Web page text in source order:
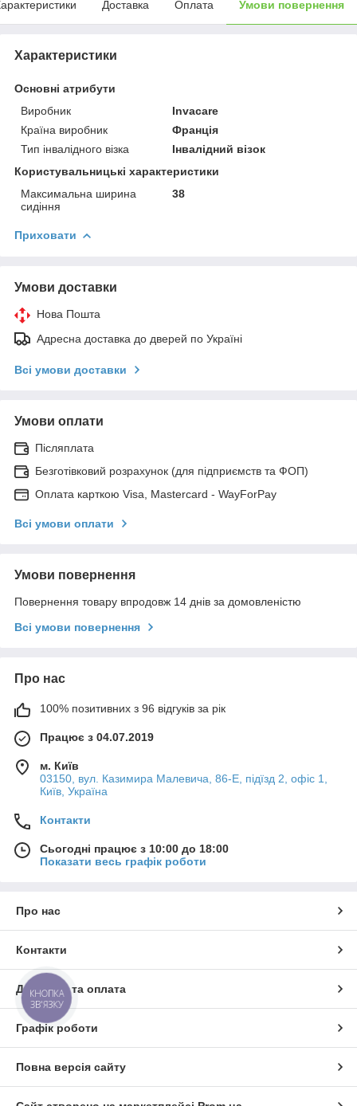
Доставка Оплата Умови повернення
Характеристики
Основні атрибути
Виробник
Invacare
Країна виробник
Франція
Тип інвалідного візка
Інвалідний візок
Користувальницькі характеристики
Максимальна ширина
сидіння
38
Приховати
Умови доставки
Нова Пошта
Адресна доставка до дверей по Україні
Всі умови доставки
Умови оплати
Післяплата
Безготівковий розрахунок (для підприємств та ФОП)
Оплата карткою Visa, Mastercard - WayForPay
Всі умови оплати
Умови повернення
Повернення товару впродовж 14 днів за домовленістю
Всі умови повернення
Про нас
100% позитивних з 96 відгуків за рік
Працює з 04.07.2019
м. Київ
03150, вул. Казимира Малевича, 86-Е, підїзд 2, офіс 1,
Київ, Україна
Контакти
Сьогодні працює з 10:00 до 18:00
Показати весь графік роботи
Про нас
Контакти
Доставка та оплата
Графік роботи
Повна версія сайту
КНОПКА
ЗВ'ЯЗКУ